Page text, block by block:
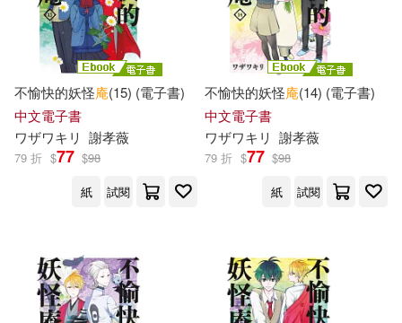
韓國桂林出版社(1)
香川元太郎(1)
馬朝琦（主編）(1) 馬雅琦(1)
馮傑(1)
黑澤(1)
不愉快的妖怪庵(15) (電子書)
中文電子書
ワザワキリ 謝孝薇
79 折 $77 $98
紙
試閱
不愉快的妖怪庵(14) (電子書)
中文電子書
ワザワキリ 謝孝薇
79 折 $77 $98
紙
試閱